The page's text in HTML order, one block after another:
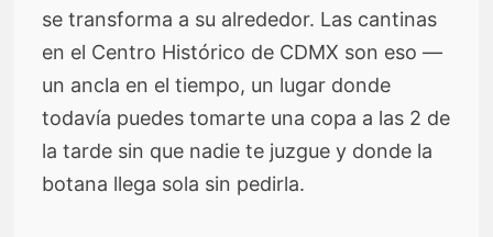
se transforma a su alrededor. Las cantinas
en el Centro Histórico de CDMX son eso —
un ancla en el tiempo, un lugar donde
todavía puedes tomarte una copa a las 2 de
la tarde sin que nadie te juzgue y donde la
botana llega sola sin pedirla.